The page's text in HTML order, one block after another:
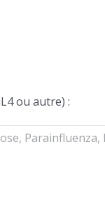
ou autre) :